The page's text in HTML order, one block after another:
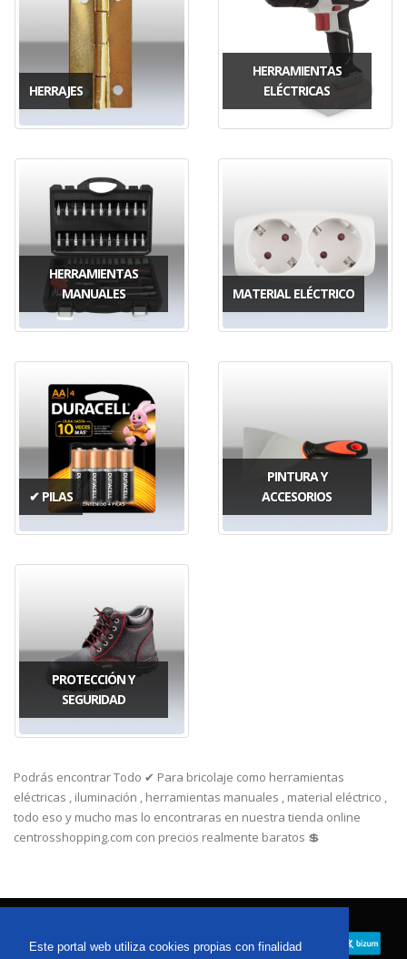
Este portal web utiliza cookies propias con finalidad
HERRAJES
HERRAMIENTAS
ELÉCTRICAS
HERRAMIENTAS
MANUALES
MATERIAL ELÉCTRICO
✔ PILAS
PINTURA Y
ACCESORIOS
PROTECCIÓN Y
SEGURIDAD
Podrás encontrar Todo ✔ Para bricolaje como herramientas
eléctricas , iluminación , herramientas manuales , material eléctrico ,
todo eso y mucho mas lo encontraras en nuestra tienda online
centrosshopping.com con precios realmente baratos 💲